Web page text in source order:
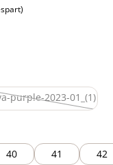
purple
(Diese Option ist
40 41 42